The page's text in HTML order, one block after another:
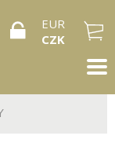
EUR
CZK